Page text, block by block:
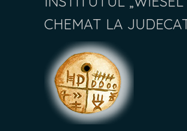
CHEMAT LA